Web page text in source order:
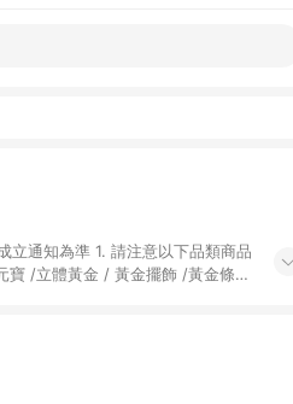
以下品類商品
/立體黃金 / 黃金擺飾 /黃金條
名稱者(指定活動店家除外) 3. 訂